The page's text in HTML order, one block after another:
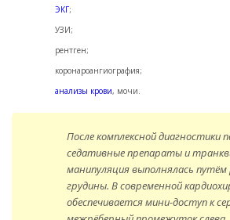
ЭКГ;
УЗИ;
рентген;
коронароангиография;
анализы крови, мочи.
После комплексной диагностики
седативные препараты и
манипуляция выполнялась путём
грудины. В современной
обеспечивается мини-доступ к